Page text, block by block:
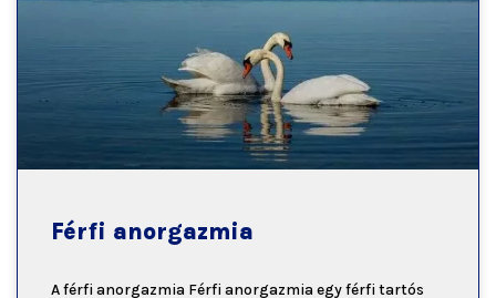
Férfi anorgazmia
A férfi anorgazmia Férfi anorgazmia egy férfi tartós